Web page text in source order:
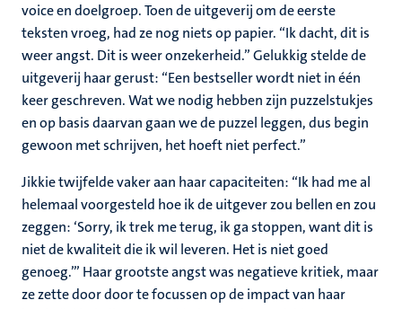
voice en doelgroep. Toen de uitgeverij om de eerste
teksten vroeg, had ze nog niets op papier. “Ik dacht, dit is
weer angst. Dit is weer onzekerheid.” Gelukkig stelde de
uitgeverij haar gerust: “Een bestseller wordt niet in één
keer geschreven. Wat we nodig hebben zijn puzzelstukjes
en op basis daarvan gaan we de puzzel leggen, dus begin
gewoon met schrijven, het hoeft niet perfect.”
Jikkie twijfelde vaker aan haar capaciteiten: “Ik had me al
helemaal voorgesteld hoe ik de uitgever zou bellen en zou
zeggen: ‘Sorry, ik trek me terug, ik ga stoppen, want dit is
niet de kwaliteit die ik wil leveren. Het is niet goed
genoeg.’” Haar grootste angst was negatieve kritiek, maar
ze zette door door te focussen op de impact van haar